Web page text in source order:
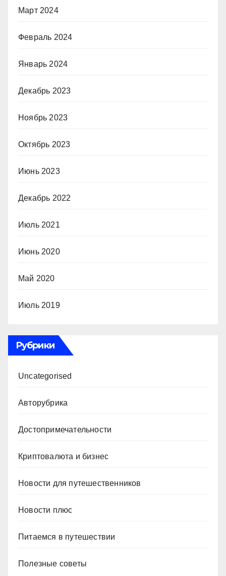
Март 2024
Февраль 2024
Январь 2024
Декабрь 2023
Ноябрь 2023
Октябрь 2023
Июнь 2023
Декабрь 2022
Июль 2021
Июнь 2020
Май 2020
Июль 2019
Рубрики
Uncategorised
Авторубрика
Достопримечательности
Криптовалюта и бизнес
Новости для путешественников
Новости плюс
Питаемся в путешествии
Полезные советы